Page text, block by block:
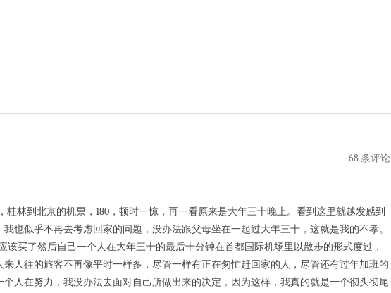
68 条评论
林到北京的机票，180，顿时一惊，再一看原来是大年三十晚上。看到这里就越发感到
也似乎不再去考虑回家的问题，没办法跟父母坐在一起过大年三十，这就是我的不孝。
该买了然后自己一个人在大年三十的最后十分钟在首都国际机场里以散步的形式度过，
人往的旅客不再像平时一样多，尽管一样有正在匆忙赶回家的人，尽管还有过年加班的
人在努力，我没办法去面对自己所做出来的决定，因为这样，我真的就是一个彻头彻尾